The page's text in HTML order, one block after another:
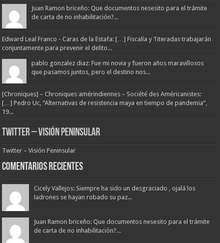
Juan Ramon briceño: Que documentos nesesito para el trámite
de carta de no inhabilitación?...
Edward Leal Franco - Caras de la Estafa: […] Fiscalía y Titeradas trabajarán
conjuntamente para prevenir el delito...
pablo gonzalez diaz: Fue mi novia y fueron años maravillosos
que pasamos juntos, pero el destino nos...
[Chroniques] – Chroniques amérindiennes – Société des Américanistes:
[…] Pedro Uc, “Alternativas de resistencia maya en tiempo de pandemia”,
19...
Twitter – Visión Peninsular
Twitter – Visión Peninsular
Comentarios Recientes
Cicely Vallejos: Siempre ha sido un desgraciado , ojalá los
ladrones se hayan robado su paz...
Juan Ramon briceño: Que documentos nesesito para el trámite
de carta de no inhabilitación?...